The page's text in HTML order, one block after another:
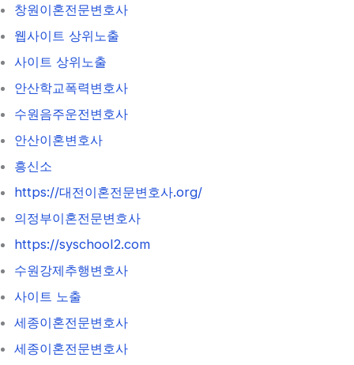
창원이혼전문변호사
웹사이트 상위노출
사이트 상위노출
안산학교폭력변호사
수원음주운전변호사
안산이혼변호사
흥신소
https://대전이혼전문변호사.org/
의정부이혼전문변호사
https://syschool2.com
수원강제추행변호사
사이트 노출
세종이혼전문변호사
세종이혼전문변호사